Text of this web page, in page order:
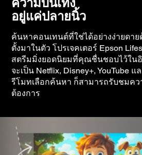
อยู่แค่ปลายนิ้ว
ค้นหาคอนเทนต์ที่ใช่ได้อย่างง่ายดาย
ตั้งมาในตัว โปรเจคเตอร์ Epson
สตรีมมิ่งยอดนิยมที่คุณชื่นชอบไว้ในอิ
จะเป็น Netflix, Disney+, YouTube
รีโมทเลือกค้นหา ก็สามารถรับชมค
ต้องการ